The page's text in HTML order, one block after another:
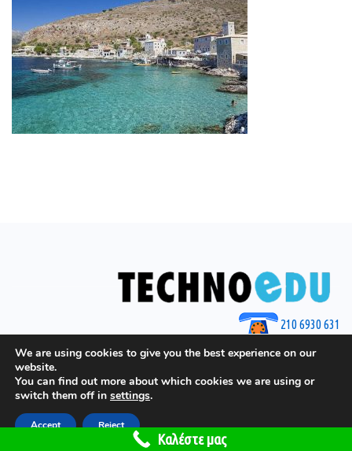
210 6930 631
© 2025 by Techno Edu
Το site έχει γίνει από τοGGeorgiou.gr
We are using cookies to give you the best experience on our
website.
You can find out more about which cookies we are using or
switch them off in settings.
Accept Reject
Καλέστε μας